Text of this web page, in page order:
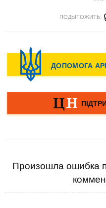
ПОДЫТОЖИТЬ:
Произошла ошибка